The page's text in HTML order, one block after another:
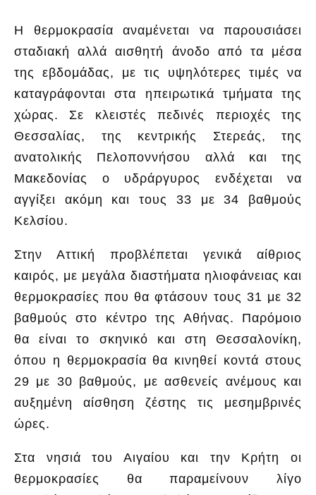
Η θερμοκρασία αναμένεται να παρουσιάσει
σταδιακή αλλά αισθητή άνοδο από τα μέσα
της εβδομάδας, με τις υψηλότερες τιμές να
καταγράφονται στα ηπειρωτικά τμήματα της
χώρας. Σε κλειστές πεδινές περιοχές της
Θεσσαλίας, της κεντρικής Στερεάς, της
ανατολικής Πελοποννήσου αλλά και της
Μακεδονίας ο υδράργυρος ενδέχεται να
αγγίξει ακόμη και τους 33 με 34 βαθμούς
Κελσίου.
Στην Αττική προβλέπεται γενικά αίθριος
καιρός, με μεγάλα διαστήματα ηλιοφάνειας και
θερμοκρασίες που θα φτάσουν τους 31 με 32
βαθμούς στο κέντρο της Αθήνας. Παρόμοιο
θα είναι το σκηνικό και στη Θεσσαλονίκη,
όπου η θερμοκρασία θα κινηθεί κοντά στους
29 με 30 βαθμούς, με ασθενείς ανέμους και
αυξημένη αίσθηση ζέστης τις μεσημβρινές
ώρες.
Στα νησιά του Αιγαίου και την Κρήτη οι
θερμοκρασίες θα παραμείνουν λίγο